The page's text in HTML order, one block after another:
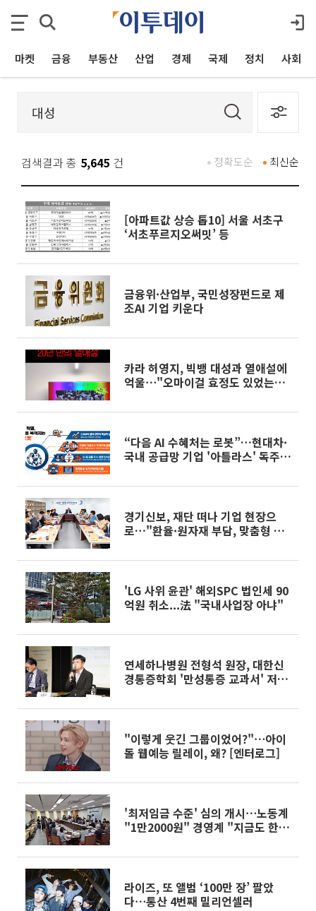
마켓 금융 부동산 산업 경제 국제 정치 사회
검색결과 총 5,645 건 최신순
정확도순
[아파트값 상승 톱10] 서울 서초구
‘서초푸르지오써밋’ 등
금융위·산업부, 국민성장펀드로 제
조AI 기업 키운다
카라 허영지, 빅뱅 대성과 열애설에
억울⋯"오마이걸 효정도 있었는데
“다음 AI 수혜처는 로봇”…현대차·
국내 공급망 기업 '아틀라스' 독주
경기신보, 재단 떠나 기업 현장으
로…"환율·원자재 부담, 맞춤형 보
'LG 사위 윤관' 해외SPC 법인세 90
억원 취소...法 "국내사업장 아냐"
연세하나병원 전형석 원장, 대한신
경통증학회 '만성통증 교과서' 저자
"이렇게 웃긴 그룹이었어?"⋯아이
돌 웹예능 릴레이, 왜? [엔터로그]
'최저임금 수준' 심의 개시⋯노동계
"1만2000원" 경영계 "지금도 한
라이즈, 또 앨범 ‘100만 장’ 팔았
다⋯통산 4번째 밀리언셀러